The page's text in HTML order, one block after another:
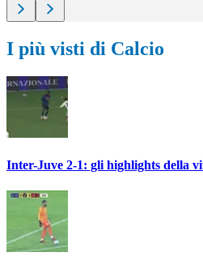
I più visti di Calcio
Inter-Juve 2-1: gli highlights della